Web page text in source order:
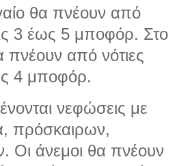
θα πνέουν από
3 έως 5 μποφόρ. Στο
πνέουν από νότιες
4 μποφόρ.
νεφώσεις με
πρόσκαιρων,
Οι άνεμοι θα πνέουν